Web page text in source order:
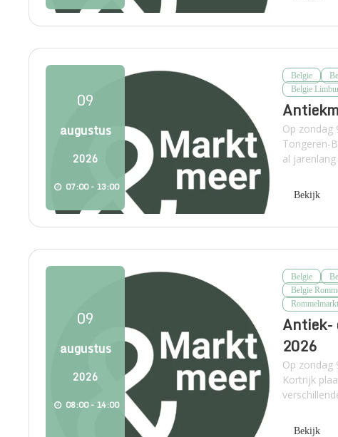
09
augustus
2026
07:00 - 13:00
Belgie
Belgie
Op zondag
Tongeren-
al
Bekijk
09
augustus
2026
08:00 - 14:00
Belgie
Belgie
Antiek-
2026
Op zondag
Kortrijk
Bekijk